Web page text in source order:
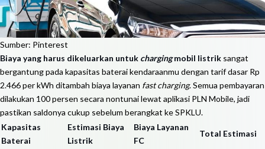
Sumber: Pinterest
Biaya yang harus dikeluarkan untuk chargingmobil listrik sangat
bergantung pada kapasitas baterai kendaraanmu dengan tarif dasar Rp
2.466 per kWh ditambah biaya layanan fast charging. Semua pembayaran
dilakukan 100 persen secara nontunai lewat aplikasi PLN Mobile, jadi
pastikan saldonya cukup sebelum berangkat ke SPKLU.
Kapasitas
Baterai
Estimasi Biaya
Listrik
Biaya Layanan
FC
Total Estimasi